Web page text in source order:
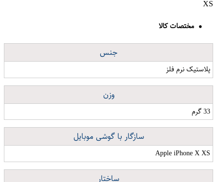
XS
مختصات کالا
جنس
پلاستیک نرم فلز
وزن
33 گرم
سازگار با گوشی موبایل
Apple iPhone X XS
ساختار